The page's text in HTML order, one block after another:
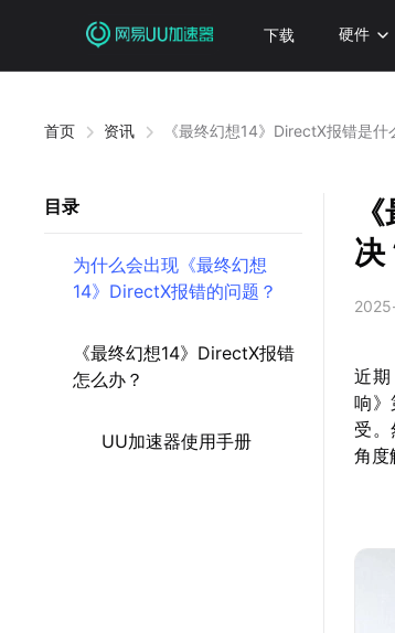
下载 硬件
首页 资讯 《最终幻想14》DirectX报错是什
目录
为什么会出现《最终幻想
14》DirectX报错的问题？
《最终幻想14》DirectX报错
怎么办？
UU加速器使用手册
决
近期
响》
受
角度